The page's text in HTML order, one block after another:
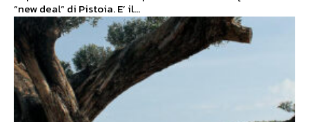
“new deal” di Pistoia. E’ il...